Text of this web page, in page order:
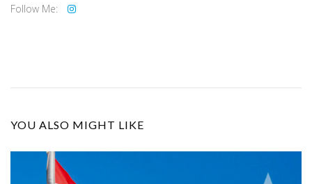
Follow Me:
YOU ALSO MIGHT LIKE